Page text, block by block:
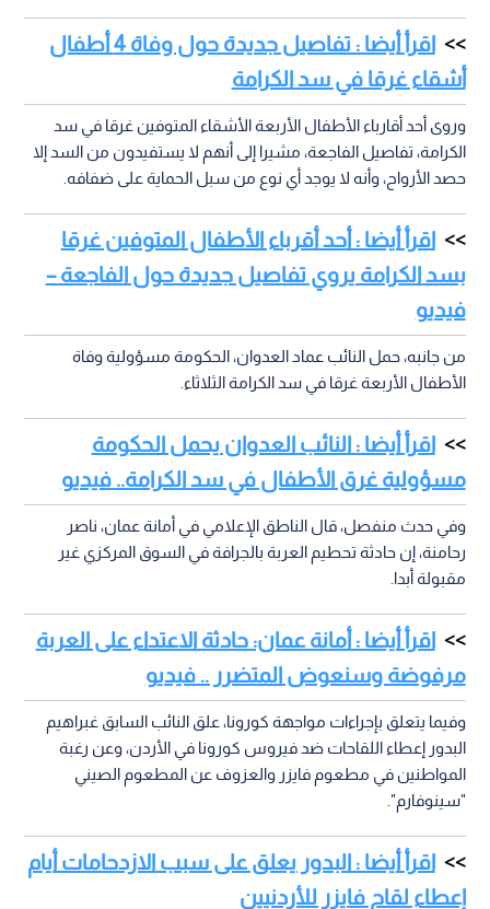
اقرأ أيضا : تفاصيل جديدة حول وفاة 4 أطفال
أشقاء غرقا في سد الكرامة
وروى أحد أقارباء الأطفال الأربعة الأشقاء المتوفين غرقا في سد
الكرامة، تفاصيل الفاجعة، مشيرا إلى أنهم لا يستفيدون من السد إلا
حصد الأرواح، وأنه لا يوجد أي نوع من سبل الحماية على ضفافه.
اقرأ أيضا : أحد أقرباء الأطفال المتوفين غرقا
بسد الكرامة يروي تفاصيل جديدة حول الفاجعة –
فيديو
من جانبه، حمل النائب عماد العدوان، الحكومة مسؤولية وفاة
الأطفال الأربعة غرقا في سد الكرامة الثلاثاء.
اقرأ أيضا : النائب العدوان يحمل الحكومة
مسؤولية غرق الأطفال في سد الكرامة.. فيديو
وفي حدث منفصل، قال الناطق الإعلامي في أمانة عمان، ناصر
رحامنة، إن حادثة تحطيم العربة بالجرافة في السوق المركزي غير
مقبولة أبدا.
اقرأ أيضا : أمانة عمان: حادثة الاعتداء على العربة
مرفوضة وسنعوض المتضرر .. فيديو
وفيما يتعلق بإجراءات مواجهة كورونا، علق النائب السابق غبراهيم
البدور إعطاء اللقاحات ضد فيروس كورونا في الأردن، وعن رغبة
المواطنين في مطعوم فايزر والعزوف عن المطعوم الصيني
"سينوفارم".
اقرأ أيضا : البدور يعلق على سبب الازدحامات أيام
إعطاء لقاح فايزر للأردنيين